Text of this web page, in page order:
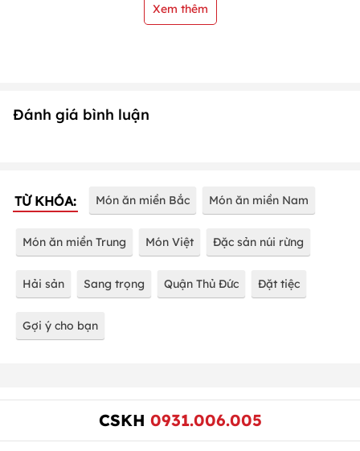
Xem thêm
Đánh giá bình luận
TỪ KHÓA: Món ăn miền Bắc Món ăn miền Nam
Món ăn miền Trung Món Việt Đặc sản núi rừng
Hải sản Sang trọng Quận Thủ Đức Đặt tiệc
Gợi ý cho bạn
CSKH 0931.006.005